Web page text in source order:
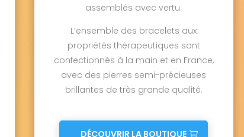
assemblés avec vertu.
L’ensemble des bracelets aux
propriétés thérapeutiques sont
confectionnés à la main et en France,
avec des pierres semi-précieuses
brillantes de très grande qualité.
DÉCOUVRIR LA BOUTIQUE